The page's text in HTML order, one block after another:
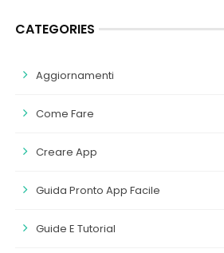
CATEGORIES
Aggiornamenti
Come Fare
Creare App
Guida Pronto App Facile
Guide E Tutorial